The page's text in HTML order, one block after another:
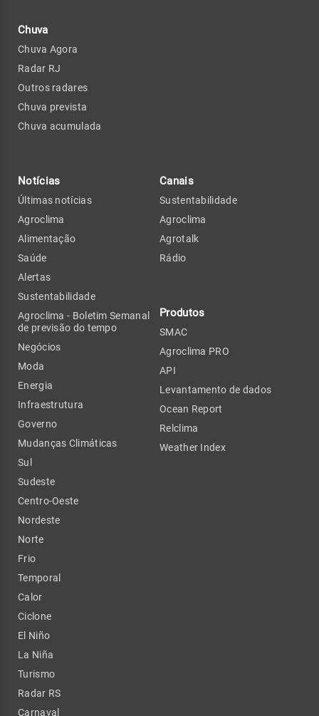
Chuva
Chuva Agora
Radar RJ
Outros radares
Chuva prevista
Chuva acumulada
Notícias
Últimas notícias
Agroclima
Alimentação
Saúde
Alertas
Sustentabilidade
Agroclima - Boletim Semanal
de previsão do tempo
Negócios
Moda
Energia
Infraestrutura
Governo
Mudanças Climáticas
Sul
Sudeste
Centro-Oeste
Nordeste
Norte
Frio
Temporal
Calor
Ciclone
El Niño
La Niña
Turismo
Radar RS
Carnaval
Canais
Sustentabilidade
Agroclima
Agrotalk
Rádio
Produtos
SMAC
Agroclima PRO
API
Levantamento de dados
Ocean Report
Relclima
Weather Index